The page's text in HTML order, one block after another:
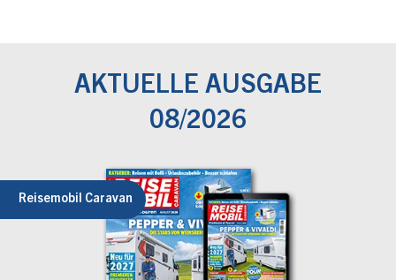
AKTUELLE AUSGABE
08/2026
Reisemobil Caravan